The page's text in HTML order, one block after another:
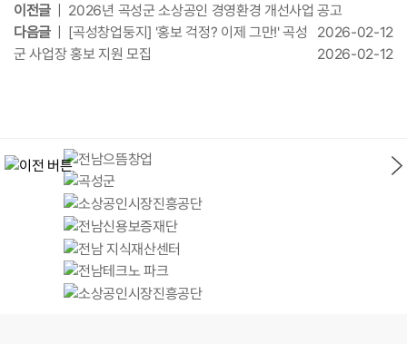
이전글 | 2026년 곡성군 소상공인 경영환경 개선사업 공고
2026-02-12
다음글 | [곡성창업둥지] '홍보 걱정? 이제 그만!' 곡성
군 사업장 홍보 지원 모집
2026-02-12